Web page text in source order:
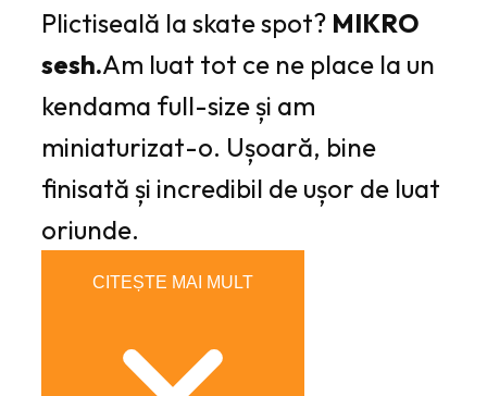
Plictiseală la skate spot? MIKRO
sesh.Am luat tot ce ne place la un
kendama full-size și am
miniaturizat-o. Ușoară, bine
finisată și incredibil de ușor de luat
oriunde.